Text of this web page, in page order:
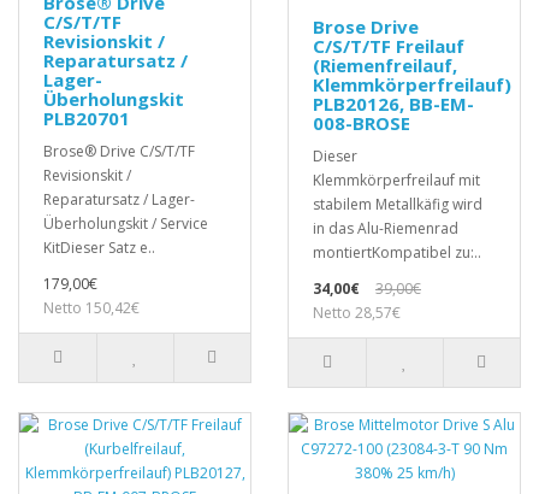
C/S/T/TF
Revisionskit /
Reparatursatz /
Lager-
Überholungskit
PLB20701
Brose® Drive C/S/T/TF
Revisionskit /
Reparatursatz / Lager-
Überholungskit / Service
KitDieser Satz e..
179,00€
Netto 150,42€
Brose Drive
C/S/T/TF Freilauf
(Riemenfreilauf,
Klemmkörperfreilauf)
PLB20126, BB-EM-
008-BROSE
Dieser
Klemmkörperfreilauf mit
stabilem Metallkäfig wird
in das Alu-Riemenrad
montiertKompatibel zu:..
34,00€
39,00€
Netto 28,57€